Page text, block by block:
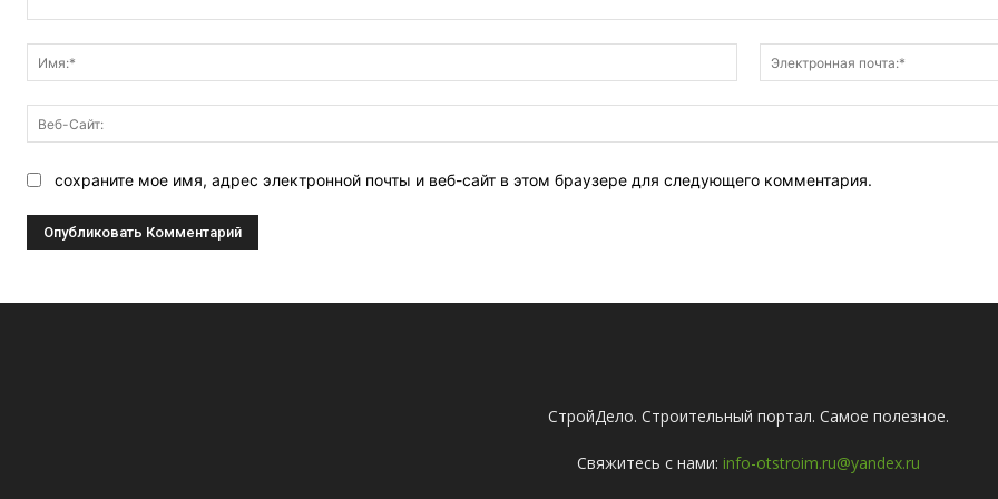
Имя:*
сохраните мое имя, адрес электронной почты и веб-сайт в этом браузере для следующего комментария.
СтройДело. Строительный портал. Самое полезное.
Свяжитесь с нами: info-otstroim.ru@yandex.ru